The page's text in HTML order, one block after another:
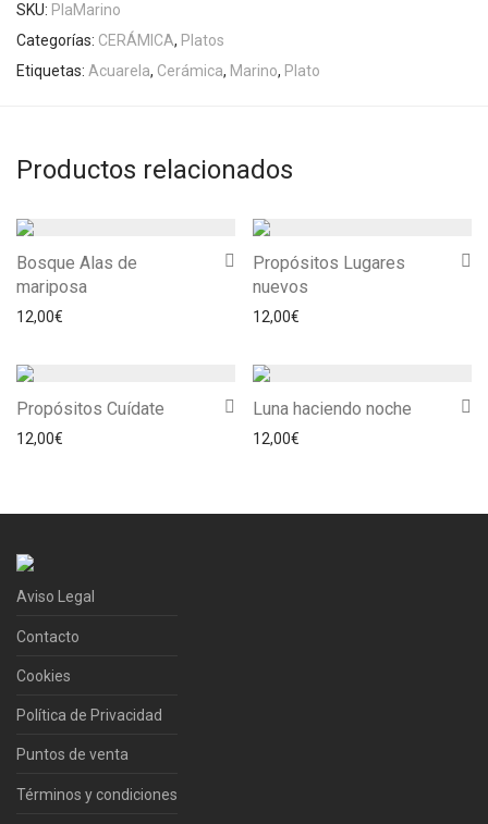
SKU: PlaMarino
Categorías: CERÁMICA, Platos
Etiquetas: Acuarela, Cerámica, Marino, Plato
Productos relacionados
Bosque Alas de
mariposa
12,00€
Propósitos Lugares
nuevos
12,00€
Propósitos Cuídate
12,00€
Luna haciendo noche
12,00€
Aviso Legal
Contacto
Cookies
Política de Privacidad
Puntos de venta
Términos y condiciones